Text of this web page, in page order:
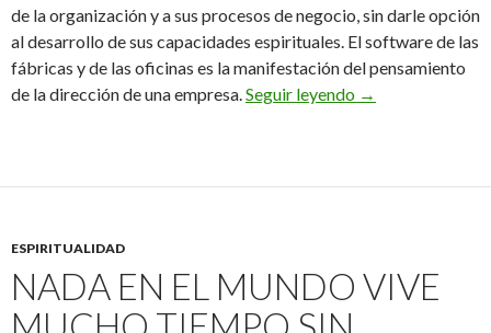
de la organización y a sus procesos de negocio, sin darle opción
al desarrollo de sus capacidades espirituales. El software de las
fábricas y de las oficinas es la manifestación del pensamiento
de la dirección de una empresa. Seguir leyendo El mito de la
→
ESPIRITUALIDAD
NADA EN EL MUNDO VIVE